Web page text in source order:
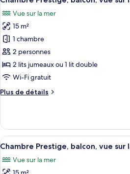
la
mer
sur
la
mer
toutes
les
photos
pour
ce
type
de
chambre :
Chambre
vue
sur
la
mer
Vue sur la mer
15 m²
1 chambre
2 personnes
2 lits jumeaux ou 1 lit double
Wi-Fi gratuit
Plus de détails
Plus
Chambre
Prestige,
balcon,
sur
la
Afficher
toutes
les
Une
10
Chambre Prestige, balcon, vue sur
Vue sur la mer